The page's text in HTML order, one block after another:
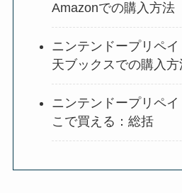
Amazonでの購入方法
ニンテンドープリペ
天ブックスでの購入方
ニンテンドープリペ
こで買える：総括